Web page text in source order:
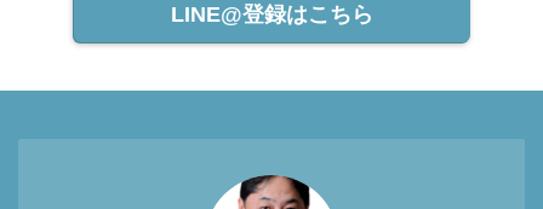
LINE@登録はこちら